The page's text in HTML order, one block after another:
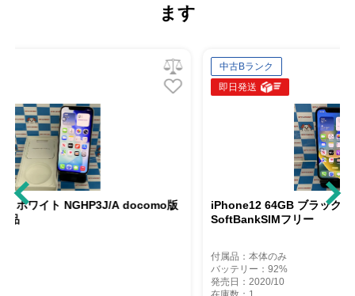
ます
docomo版
iPhone12 64GB ブラック MGHN3J/A